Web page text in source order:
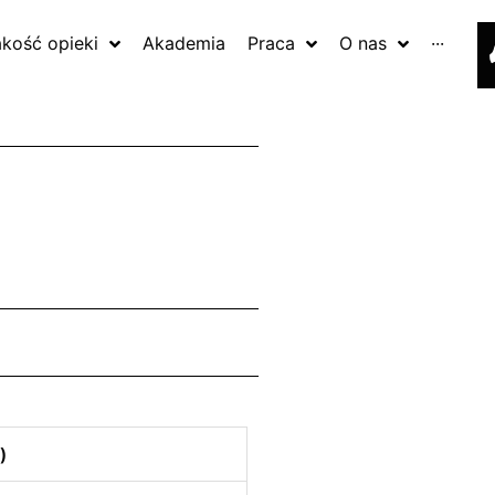
opieki Akademia Praca O nas ···